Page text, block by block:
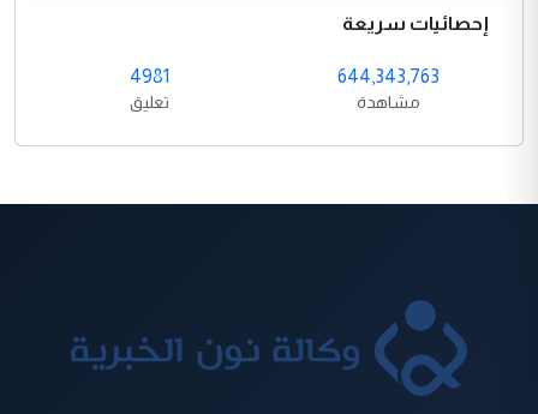
إحصائيات سريعة
644,343,763
مشاهدة
4981
تعليق